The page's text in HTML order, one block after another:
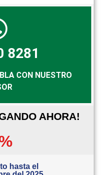
8281
CON NUESTRO
AHORA!
hasta el